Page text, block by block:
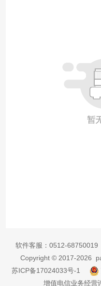
软件客服： 0512-68750019
Copyright © 2017-2026
苏ICP备17024033号-1
增值电信业务经营